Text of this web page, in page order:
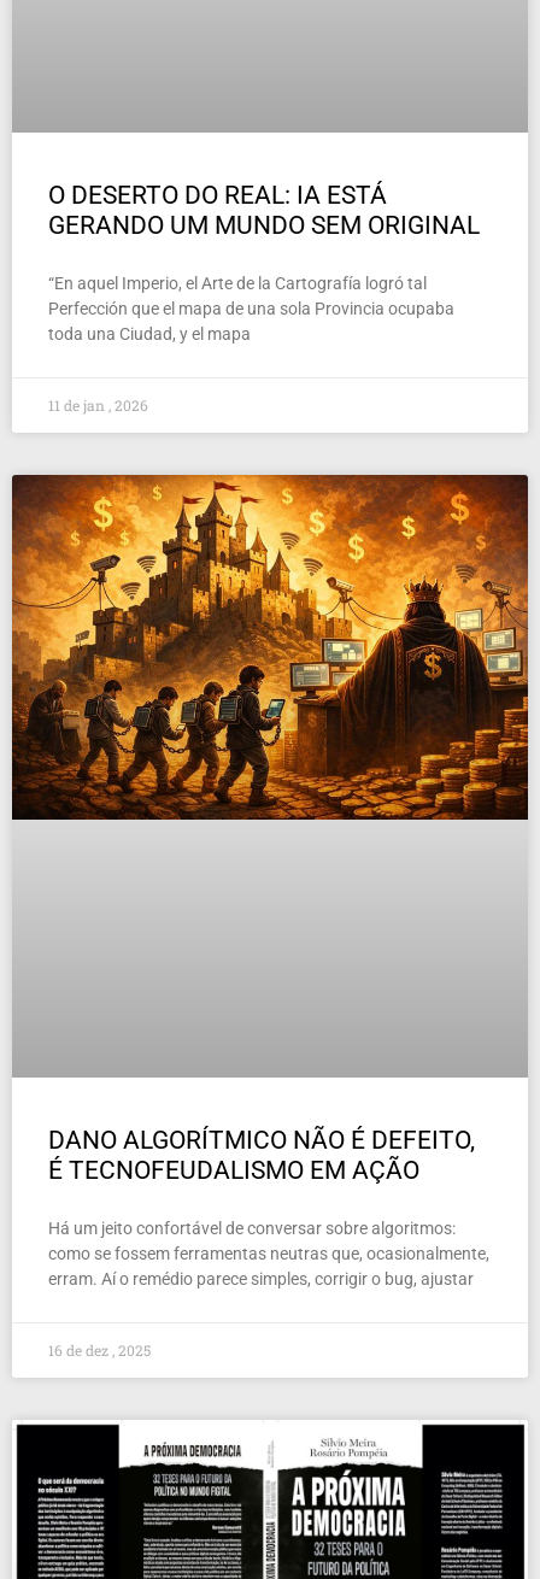
O DESERTO DO REAL: IA ESTÁ
GERANDO UM MUNDO SEM ORIGINAL
“En aquel Imperio, el Arte de la Cartografía logró tal
Perfección que el mapa de una sola Provincia ocupaba
toda una Ciudad, y el mapa
11 de jan , 2026
DANO ALGORÍTMICO NÃO É DEFEITO,
É TECNOFEUDALISMO EM AÇÃO
Há um jeito confortável de conversar sobre algoritmos:
como se fossem ferramentas neutras que, ocasionalmente,
erram. Aí o remédio parece simples, corrigir o bug, ajustar
16 de dez , 2025